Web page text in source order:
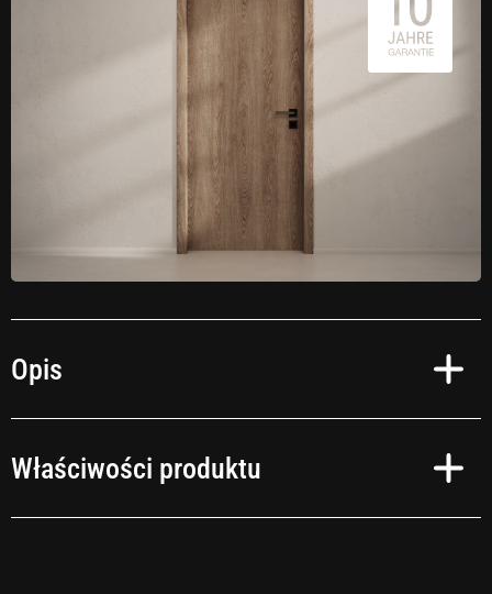
Opis
Niezależnie od tego, czy preferujesz okleinę samoprzylepną imitującą
Właściwości produktu